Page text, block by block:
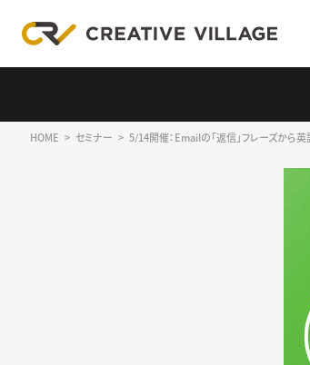
HOME セミナー 5/14開催：Emailの「返信」フレーズから